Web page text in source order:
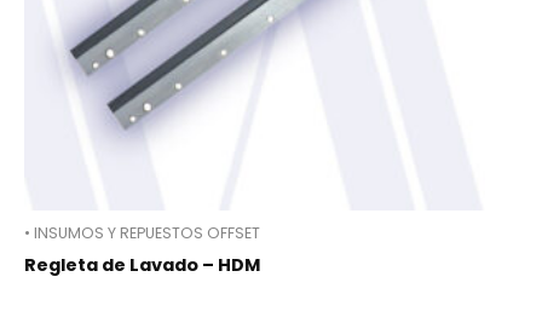
• INSUMOS Y REPUESTOS OFFSET
Regleta de Lavado – HDM